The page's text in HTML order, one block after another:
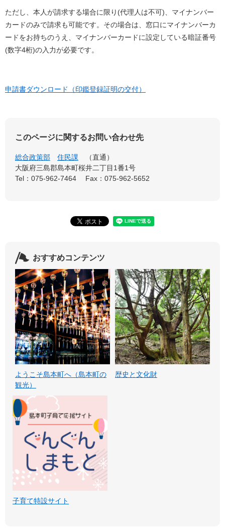
ただし、本人が請求する場合に限り(代理人は不可)、マイナンバー
カードのみで請求も可能です。その場合は、窓口にマイナンバーカ
ードをお持ちのうえ、マイナンバーカードに設定している暗証番号
(数字4桁)の入力が必要です。
申請書ダウンロード（印鑑登録証明の交付）
このページに関するお問い合わせ先
総合政策部 住民課
直通
大阪府三島郡島本町桜井二丁目1番1号
Tel：075-962-7464
Fax：075-962-5652
おすすめコンテンツ
ようこそ島本町へ（島本町の
観光）
歴史と文化財
子育て特設サイト